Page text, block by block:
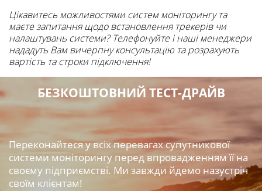
Цікавитесь можливостями систем моніторингу та
маєте запитання щодо встановлення трекерів чи
налаштувань системи? Телефонуйте і наші менеджери
нададуть Вам вичерпну консультацію та розрахують
вартість та строки підключення!
БЕЗКОШТОВНИЙ ТЕСТ-ДРАЙВ
Переконайтеся у всіх перевагах супутникової
системи моніторингу перед впровадженням її на
своєму підприємстві. Ми завжди йдемо назустріч
своїм клієнтам!